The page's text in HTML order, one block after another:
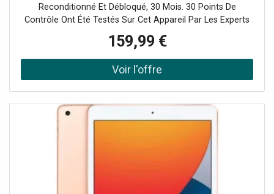
Reconditionné Et Débloqué, 30 Mois. 30 Points De
Contrôle Ont Été Testés Sur Cet Appareil Par Les Experts
De Certideal Pour 100% De Qualité.
159,99 €